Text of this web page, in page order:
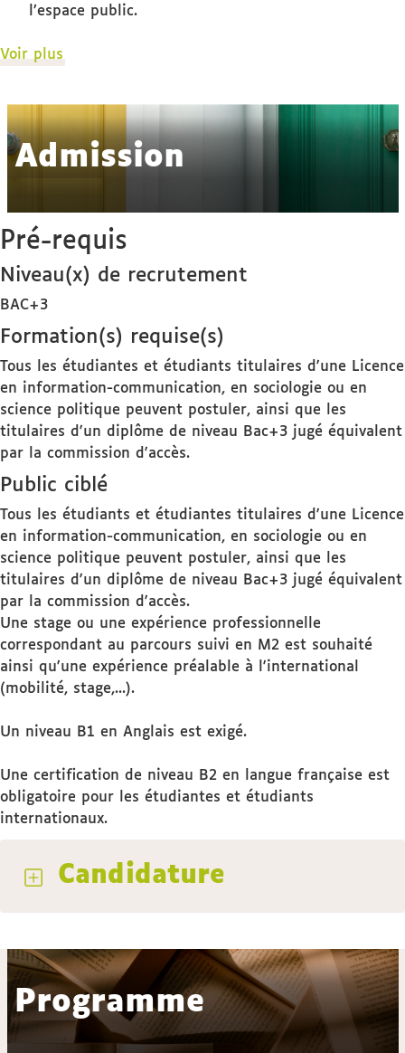
l’espace public.
Voir plus
Admission
Pré-requis
Niveau(x) de recrutement
BAC+3
Formation(s) requise(s)
Tous les étudiantes et étudiants titulaires d'une Licence
en information-communication, en sociologie ou en
science politique peuvent postuler, ainsi que les
titulaires d'un diplôme de niveau Bac+3 jugé équivalent
par la commission d'accès.
Public ciblé
Tous les étudiants et étudiantes titulaires d'une Licence
en information-communication, en sociologie ou en
science politique peuvent postuler, ainsi que les
titulaires d'un diplôme de niveau Bac+3 jugé équivalent
par la commission d'accès.
Une stage ou une expérience professionnelle
correspondant au parcours suivi en M2 est souhaité
ainsi qu'une expérience préalable à l'international
(mobilité, stage,...).
Un niveau B1 en Anglais est exigé.
Une certification de niveau B2 en langue française est
obligatoire pour les étudiantes et étudiants
internationaux.
Candidature
Programme